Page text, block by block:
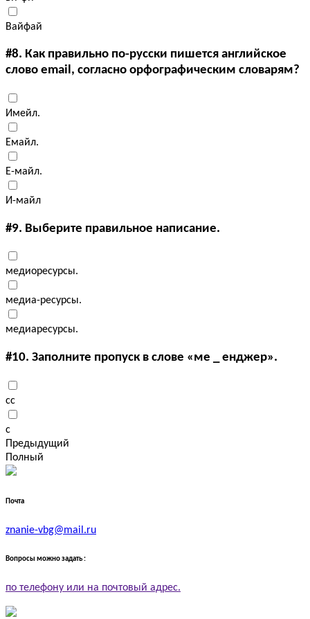
Вайфай
#8. Как правильно по-русски пишется английское
слово email, согласно орфографическим словарям?
Имейл.
Емайл.
Е-майл.
И-майл
#9. Выберите правильное написание.
медиоресурсы.
медиа-ресурсы.
медиаресурсы.
#10. Заполните пропуск в слове «ме _ енджер».
сс
с
Предыдущий
Полный
Почта
znanie-vbg@mail.ru
Вопросы можно задать :
по телефону или на почтовый адрес.